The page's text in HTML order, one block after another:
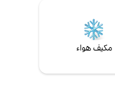
مكيف هواء